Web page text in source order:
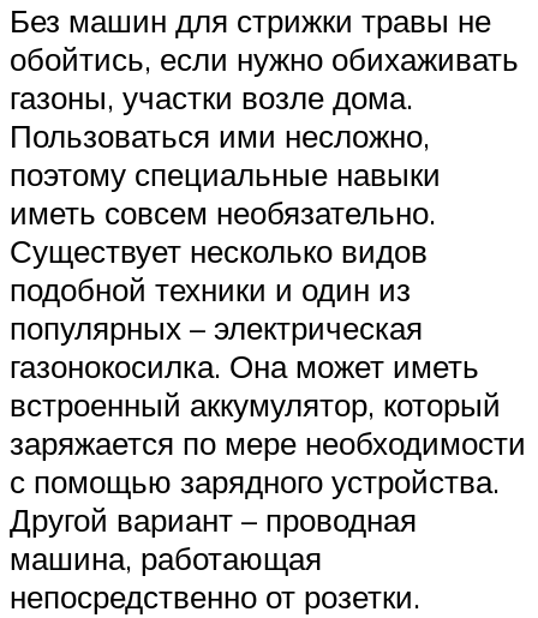
Без машин для стрижки травы не
обойтись, если нужно обихаживать
газоны, участки возле дома.
Пользоваться ими несложно,
поэтому специальные навыки
иметь совсем необязательно.
Существует несколько видов
подобной техники и один из
популярных – электрическая
газонокосилка. Она может иметь
встроенный аккумулятор, который
заряжается по мере необходимости
с помощью зарядного устройства.
Другой вариант – проводная
машина, работающая
непосредственно от розетки.